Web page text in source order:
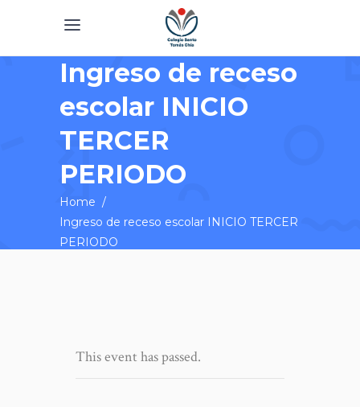
Ingreso de receso
escolar INICIO
TERCER
PERIODO
Home /
Ingreso de receso escolar INICIO TERCER
PERIODO
This event has passed.